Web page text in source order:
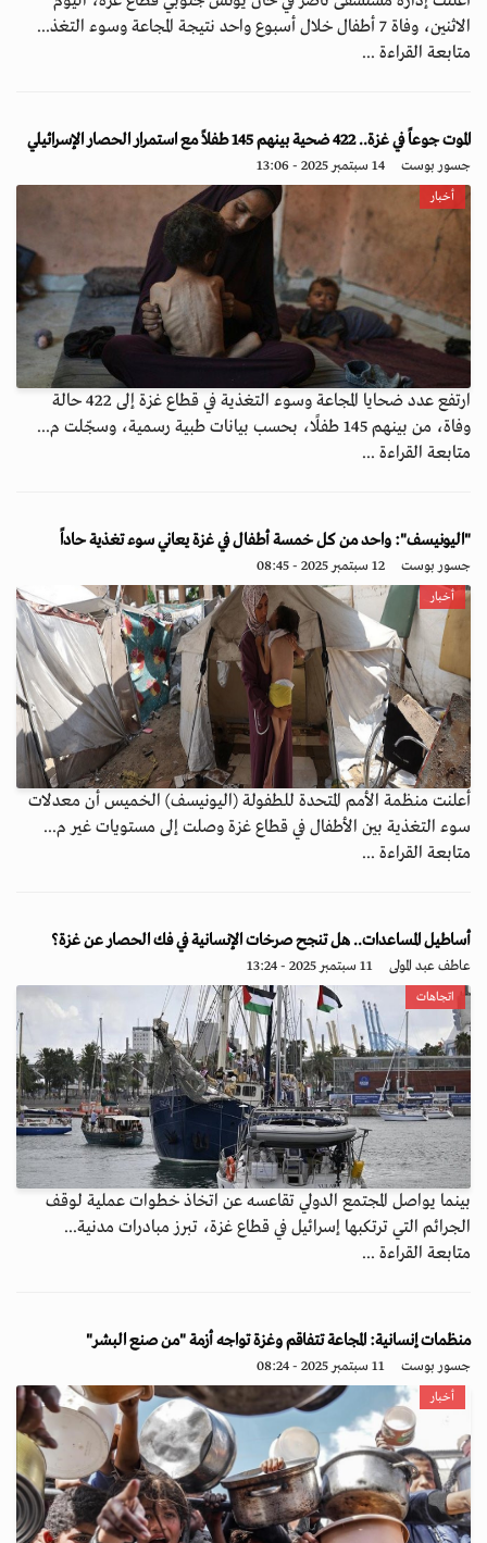
الاثنين، وفاة 7 أطفال خلال أسبوع واحد نتيجة المجاعة وسوء التغذ...
متابعة القراءة ...
الموت جوعاً في غزة.. 422 ضحية بينهم 145 طفلاً مع استمرار الحصار الإسرائيلي
جسور بوست 14 سبتمبر 2025 - 13:06
أخبار
ارتفع عدد ضحايا المجاعة وسوء التغذية في قطاع غزة إلى 422 حالة
وفاة، من بينهم 145 طفلًا، بحسب بيانات طبية رسمية، وسجّلت م...
متابعة القراءة ...
"اليونيسف": واحد من كل خمسة أطفال في غزة يعاني سوء تغذية حاداً
جسور بوست 12 سبتمبر 2025 - 08:45
أخبار
أعلنت منظمة الأمم المتحدة للطفولة (اليونيسف) الخميس أن معدلات
سوء التغذية بين الأطفال في قطاع غزة وصلت إلى مستويات غير م...
متابعة القراءة ...
أساطيل المساعدات.. هل تنجح صرخات الإنسانية في فك الحصار عن غزة؟
عاطف عبد المولى 11 سبتمبر 2025 - 13:24
اتجاهات
بينما يواصل المجتمع الدولي تقاعسه عن اتخاذ خطوات عملية لوقف
الجرائم التي ترتكبها إسرائيل في قطاع غزة، تبرز مبادرات مدنية...
متابعة القراءة ...
منظمات إنسانية: المجاعة تتفاقم وغزة تواجه أزمة "من صنع البشر"
جسور بوست 11 سبتمبر 2025 - 08:24
أخبار